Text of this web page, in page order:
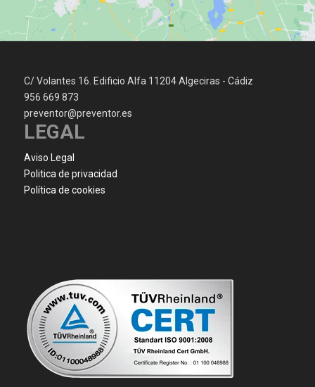
C/ Volantes 16. Edificio Alfa 11204 Algeciras - Cádiz
956 669 873
preventor@preventor.es
LEGAL
Aviso Legal
Politica de privacidad
Política de cookies